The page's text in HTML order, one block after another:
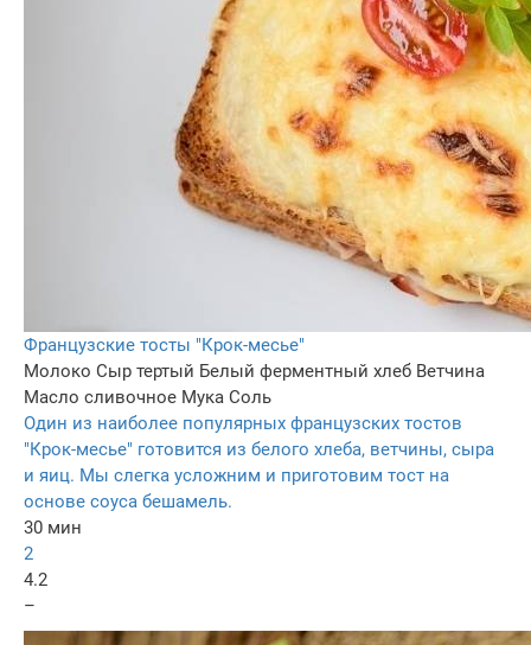
Французские тосты "Крок-месье"
Молоко Сыр тертый Белый ферментный хлеб Ветчина
Масло сливочное Мука Соль
Один из наиболее популярных французских тостов
"Крок-месье" готовится из белого хлеба, ветчины, сыра
и яиц. Мы слегка усложним и приготовим тост на
основе соуса бешамель.
30 мин
2
4.2
–